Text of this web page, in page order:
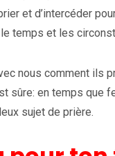
et d’intercéder
temps et les
nous comment ils
sûre: en temps que
sujet de prière.